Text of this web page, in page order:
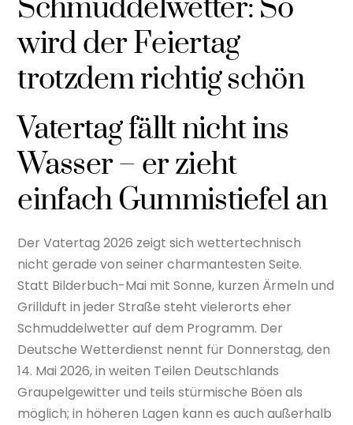
Schmuddelwetter: So
wird der Feiertag
trotzdem richtig schön
Vatertag fällt nicht ins
Wasser – er zieht
einfach Gummistiefel an
Der Vatertag 2026 zeigt sich wettertechnisch
nicht gerade von seiner charmantesten Seite.
Statt Bilderbuch-Mai mit Sonne, kurzen Ärmeln und
Grillduft in jeder Straße steht vielerorts eher
Schmuddelwetter auf dem Programm. Der
Deutsche Wetterdienst nennt für Donnerstag, den
14. Mai 2026, in weiten Teilen Deutschlands
Graupelgewitter und teils stürmische Böen als
möglich; in höheren Lagen kann es auch außerhalb